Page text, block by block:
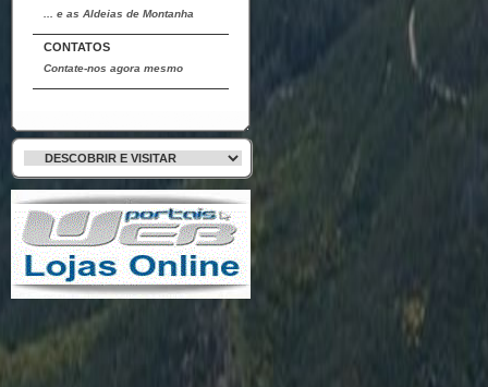
... e as Aldeias de Montanha
CONTATOS
Contate-nos agora mesmo